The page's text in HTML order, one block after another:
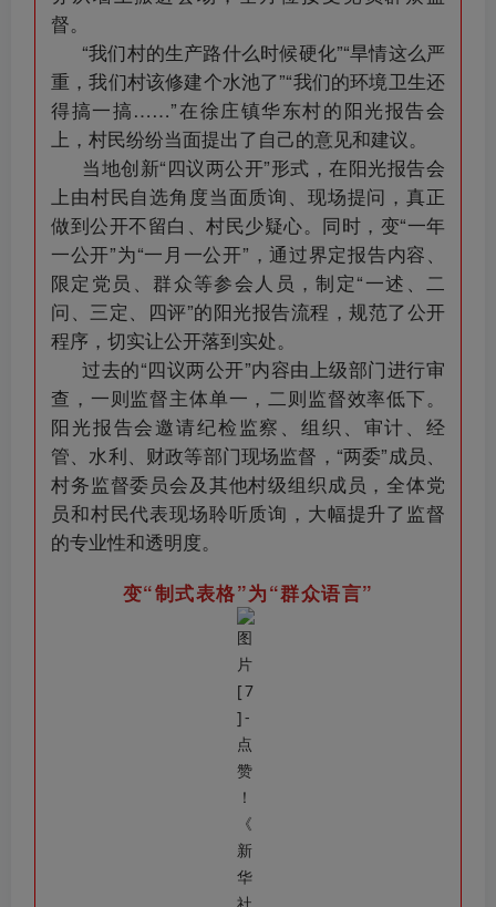
督。
“我们村的生产路什么时候硬化”“旱情这么严
重，我们村该修建个水池了”“我们的环境卫生还
得搞一搞……”在徐庄镇华东村的阳光报告会
上，村民纷纷当面提出了自己的意见和建议。
当地创新“四议两公开”形式，在阳光报告会
上由村民自选角度当面质询、现场提问，真正
做到公开不留白、村民少疑心。同时，变“一年
一公开”为“一月一公开”，通过界定报告内容、
限定党员、群众等参会人员，制定“一述、二
问、三定、四评”的阳光报告流程，规范了公开
程序，切实让公开落到实处。
过去的“四议两公开”内容由上级部门进行审
查，一则监督主体单一，二则监督效率低下。
阳光报告会邀请纪检监察、组织、审计、经
管、水利、财政等部门现场监督，“两委”成员、
村务监督委员会及其他村级组织成员，全体党
员和村民代表现场聆听质询，大幅提升了监督
的专业性和透明度。
变“制式表格”为“群众语言”